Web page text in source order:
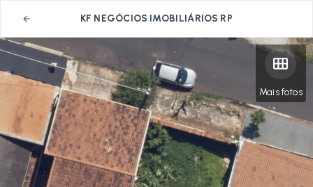
KF NEGÓCIOS IMOBILIÁRIOS RP
Mais fotos